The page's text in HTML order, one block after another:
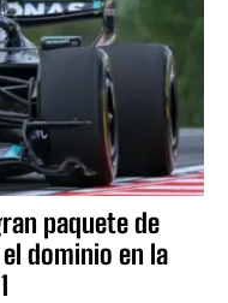
paquete de
dominio en la